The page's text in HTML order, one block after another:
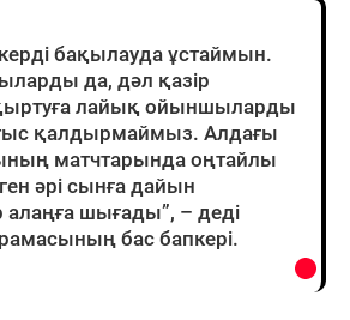
бақылауда ұстаймын.
да, дәл қазір
лайық ойыншыларды
қалдырмаймыз. Алдағы
матчтарында оңтайлы
әрі сынға дайын
шығады”, – деді
бас бапкері.